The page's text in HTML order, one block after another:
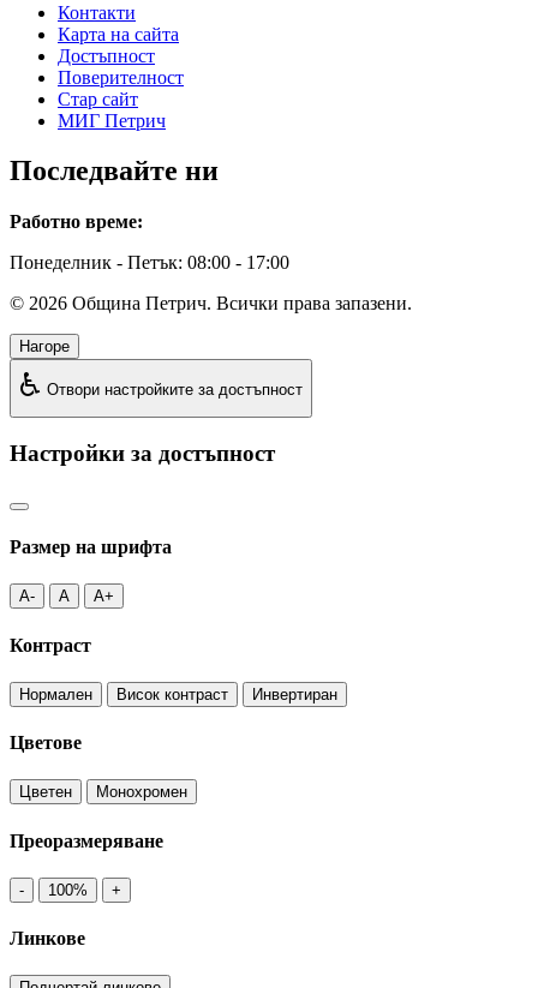
Контакти
Карта на сайта
Достъпност
Поверителност
Стар сайт
МИГ Петрич
Последвайте ни
Работно време:
Понеделник - Петък: 08:00 - 17:00
© 2026 Община Петрич. Всички права запазени.
Нагоре
♿ Отвори настройките за достъпност
Настройки за достъпност
Размер на шрифта
A- A A+
Контраст
Нормален Висок контраст Инвертиран
Цветове
Цветен Монохромен
Преоразмеряване
- 100% +
Линкове